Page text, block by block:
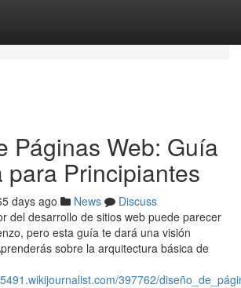
Páginas Web: Guía
para Principiantes
days ago News
Discuss
del desarrollo de sitios web puede parecer
pero esta guía te dará una visión
sobre la arquitectura básica de
397762/